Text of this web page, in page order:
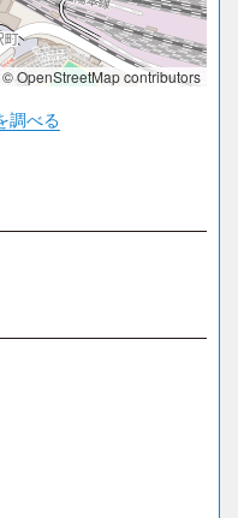
© OpenStreetMap contributors
調べる